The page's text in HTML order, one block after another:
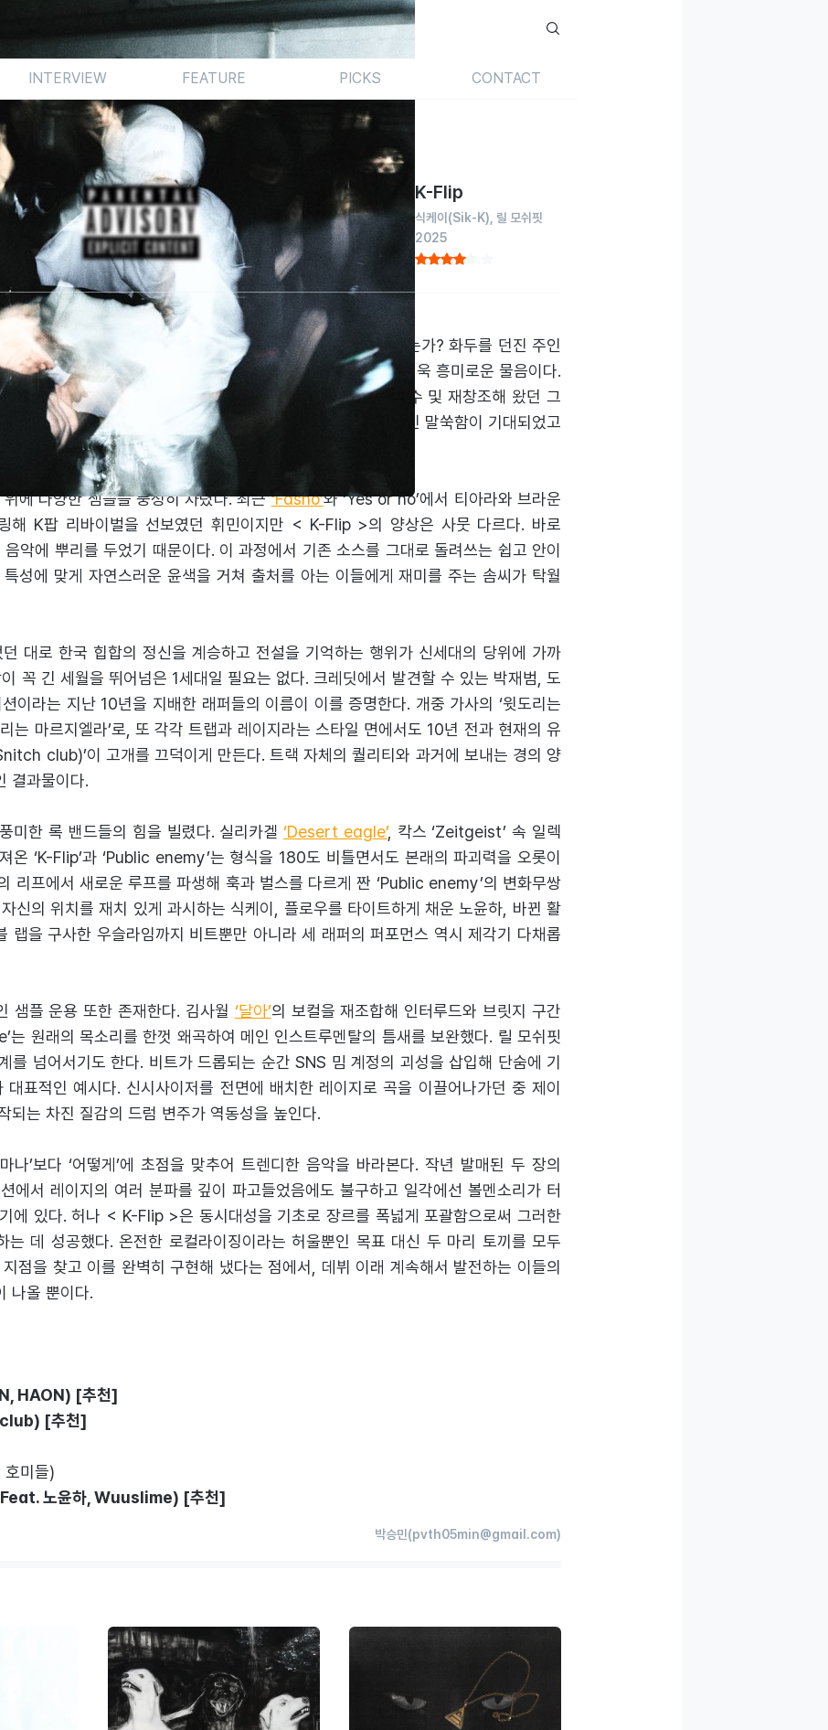
INTERVIEW FEATURE PICKS CONTACT
K-Flip
식케이 (Sik-K) 릴 모쉬핏
2025
을 아우르는 광의의 K팝에서 ‘K’란 접두사는 어떤 의미를 가지는가? 화두를 던진 주인
그리 달갑지 않은 카피캣 꼬리표를 달고 있었던 식케이기에 더욱 흥미로운 물음이다.
이는 릴 모쉬핏이라는 별도 브랜드를 통해 최신식 사운드를 흡수 및 재창조해 왔던 그
힙합 트렌드 최전선에 위치한 두 아티스트가 만난 만큼 기본적인 말쑥함이 기대되었고
이 탄생했다.
에 다양한 샘플을 풍성히 차렸다. 최근‘Fasho’와 ‘Yes or no’에서 티아라와 브라운
해 K팝 리바이벌을 선보였던 휘민이지만 < K-Flip >의 양상은 사뭇 다르다. 바로
악에 뿌리를 두었기 때문이다. 이 과정에서 기존 소스를 그대로 돌려쓰는 쉽고 안이
성에 맞게 자연스러운 윤색을 거쳐 출처를 아는 이들에게 재미를 주는 솜씨가 탁월
대로 한국 힙합의 정신을 계승하고 전설을 기억하는 행위가 신세대의 당위에 가까
꼭 긴 세월을 뛰어넘은 1세대일 필요는 없다. 크레딧에서 발견할 수 있는 박재범, 도
이라는 지난 10년을 지배한 래퍼들의 이름이 이를 증명한다. 개중 가사의 ‘윗도리는
리는 마르지엘라’로, 또 각각 트랩과 레이지라는 스타일 면에서도 10년 전과 현재의 유
club)’이 고개를 끄덕이게 만든다. 트랙 자체의 퀄리티와 과거에 보내는 경의 양
결과물이다.
미한 록 밴드들의 힘을 빌렸다. 실리카겔‘Desert eagle’, 칵스 ‘Zeitgeist’ 속 일렉
온 ‘K-Flip’과 ‘Public enemy’는 형식을 180도 비틀면서도 본래의 파괴력을 오롯이
리프에서 새로운 루프를 파생해 훅과 벌스를 다르게 짠 ‘Public enemy’의 변화무쌍
신의 위치를 재치 있게 과시하는 식케이, 플로우를 타이트하게 채운 노윤하, 바뀐 활
랩을 구사한 우슬라임까지 비트뿐만 아니라 세 래퍼의 퍼포먼스 역시 제각기 다채롭
샘플 운용 또한 존재한다. 김사월 ‘달아’의 보컬을 재조합해 인터루드와 브릿지 구간
는 원래의 목소리를 한껏 왜곡하여 메인 인스트루멘탈의 틈새를 보완했다. 릴 모쉬핏
를 넘어서기도 한다. 비트가 드롭되는 순간 SNS 밈 계정의 괴성을 삽입해 단숨에 기
대표적인 예시다. 신시사이저를 전면에 배치한 레이지로 곡을 이끌어나가던 중 제이
되는 차진 질감의 드럼 변주가 역동성을 높인다.
나’보다 ‘어떻게’에 초점을 맞추어 트렌디한 음악을 바라본다. 작년 발매된 두 장의
에서 레이지의 여러 분파를 깊이 파고들었음에도 불구하고 일각에선 볼멘소리가 터
에 있다. 허나 < K-Flip >은 동시대성을 기초로 장르를 폭넓게 포괄함으로써 그러한
는 데 성공했다. 온전한 로컬라이징이라는 허울뿐인 목표 대신 두 마리 토끼를 모두
점을 찾고 이를 완벽히 구현해 냈다는 점에서, 데뷔 이래 계속해서 발전하는 이들의
나올 뿐이다.
HAON) [추천]
[추천]
미들)
노윤하, Wuuslime) [추천]
박승민(pvth05min@gmail.com)